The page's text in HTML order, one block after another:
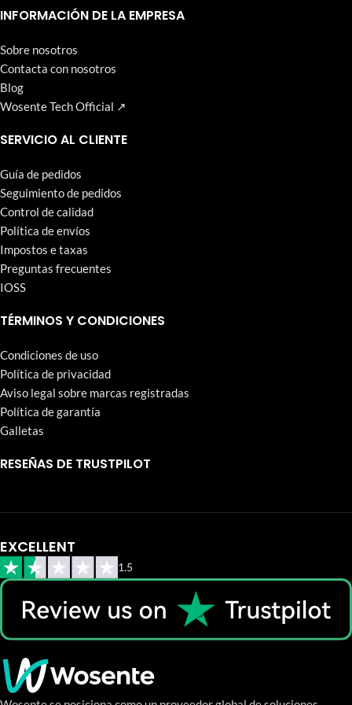
que Wosente-tech persigue incansablemente.
INFORMACIÓN DE LA EMPRESA
Sobre nosotros
Contacta con nosotros
Blog
Wosente Tech Official ↗
SERVICIO AL CLIENTE
Guía de pedidos
Seguimiento de pedidos
Control de calidad
Política de envíos
Impostos e taxas
Preguntas frecuentes
IOSS
TÉRMINOS Y CONDICIONES
Condiciones de uso
Política de privacidad
Aviso legal sobre marcas registradas
Política de garantía
Galletas
RESEÑAS DE TRUSTPILOT
EXCELLENT
1.5